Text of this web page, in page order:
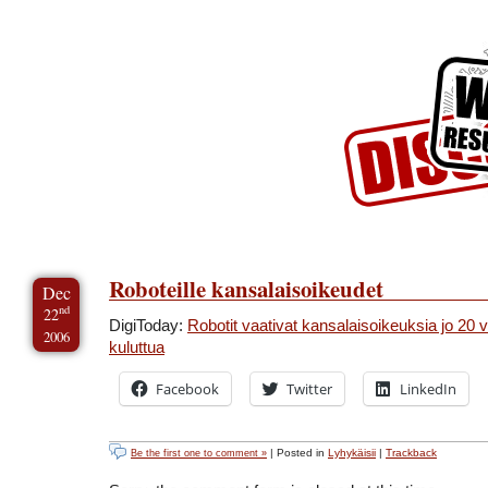
Dec
22nd
2006
Roboteille kansalaisoikeudet
DigiToday: Robotit vaativat kansalaisoikeuksia jo 20
kuluttua
Facebook Twitter LinkedIn
Be the first one to comment » | Posted in Lyhykäisii | Trackback